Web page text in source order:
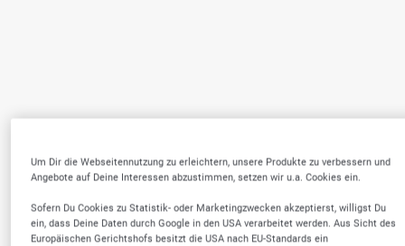
Um Dir die Webseitennutzung zu erleichtern, unsere Produkte zu verbessern und
Angebote auf Deine Interessen abzustimmen, setzen wir u.a. Cookies ein.
Sofern Du Cookies zu Statistik- oder Marketingzwecken akzeptierst, willigst Du
ein, dass Deine Daten durch Google in den USA verarbeitet werden. Aus Sicht des
Europäischen Gerichtshofs besitzt die USA nach EU-Standards ein